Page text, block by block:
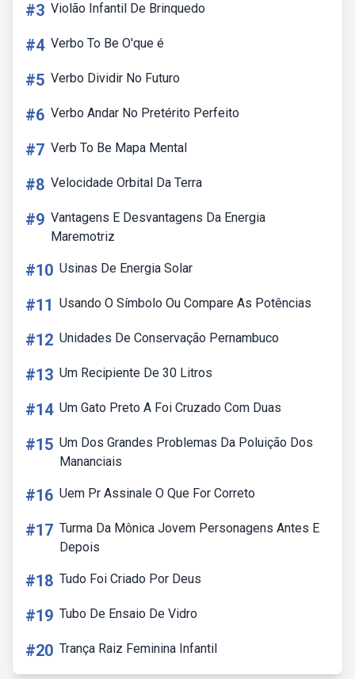
#3 Violão Infantil De Brinquedo
#4 Verbo To Be O'que é
#5 Verbo Dividir No Futuro
#6 Verbo Andar No Pretérito Perfeito
#7 Verb To Be Mapa Mental
#8 Velocidade Orbital Da Terra
#9 Vantagens E Desvantagens Da Energia
Maremotriz
#10 Usinas De Energia Solar
#11 Usando O Símbolo Ou Compare As Potências
#12 Unidades De Conservação Pernambuco
#13 Um Recipiente De 30 Litros
#14 Um Gato Preto A Foi Cruzado Com Duas
#15 Um Dos Grandes Problemas Da Poluição Dos
Mananciais
#16 Uem Pr Assinale O Que For Correto
#17 Turma Da Mônica Jovem Personagens Antes E
Depois
#18 Tudo Foi Criado Por Deus
#19 Tubo De Ensaio De Vidro
#20 Trança Raiz Feminina Infantil